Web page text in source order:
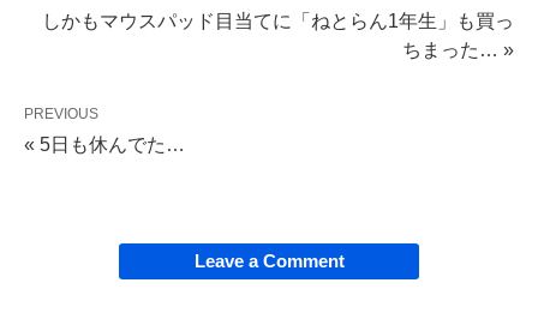
しかもマウスパッド目当てに「ねとらん1年生」も買っ
ちまった… »
PREVIOUS
« 5日も休んでた…
Leave a Comment